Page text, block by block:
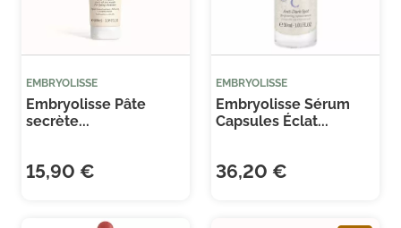
EMBRYOLISSE
Embryolisse Pâte
secrète...
15,90 €
EMBRYOLISSE
Embryolisse Sérum
Capsules Éclat...
36,20 €
Je consens également à recevoir les offres